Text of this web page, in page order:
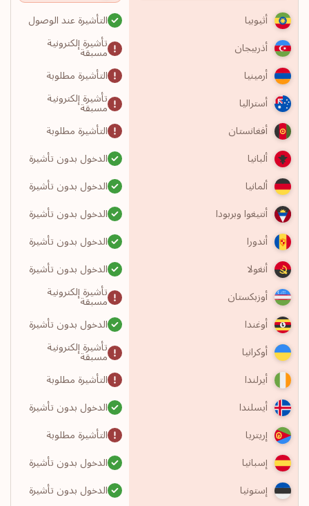
أثيوبيا
التأشيرة عند الوصول
أذربيجان
تأشيرة إلكترونية
مسبقة
أرمينيا
التأشيرة مطلوبة
أستراليا
تأشيرة إلكترونية
مسبقة
أفغانستان
التأشيرة مطلوبة
ألبانيا
الدخول بدون تأشيرة
ألمانيا
الدخول بدون تأشيرة
أنتيغوا وبربودا
الدخول بدون تأشيرة
أندورا
الدخول بدون تأشيرة
أنغولا
الدخول بدون تأشيرة
أوزبكستان
تأشيرة إلكترونية
مسبقة
أوغندا
الدخول بدون تأشيرة
أوكرانيا
تأشيرة إلكترونية
مسبقة
أيرلندا
التأشيرة مطلوبة
أيسلندا
الدخول بدون تأشيرة
إريتريا
التأشيرة مطلوبة
إسبانيا
الدخول بدون تأشيرة
إستونيا
الدخول بدون تأشيرة